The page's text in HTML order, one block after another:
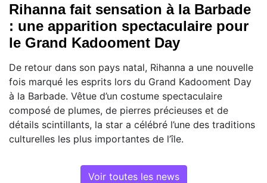
Rihanna fait sensation à la Barbade
: une apparition spectaculaire pour
le Grand Kadooment Day
De retour dans son pays natal, Rihanna a une nouvelle
fois marqué les esprits lors du Grand Kadooment Day
à la Barbade. Vêtue d’un costume spectaculaire
composé de plumes, de pierres précieuses et de
détails scintillants, la star a célébré l’une des traditions
culturelles les plus importantes de l’île.
Voir toutes les news